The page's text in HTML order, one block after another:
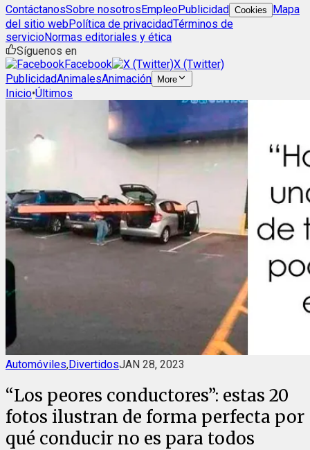
ContáctanosSobre nosotrosEmpleoPublicidad Cookies
Mapa
del sitio webPolítica de privacidadTérminos de
servicioNormas editoriales y ética
Síguenos en
Facebook
X (Twitter)
PublicidadAnimalesAnimación More
Inicio•Últimos
Automóviles,DivertidosJAN 28, 2023
“Los peores conductores”: estas 20
fotos ilustran de forma perfecta por
qué conducir no es para todos